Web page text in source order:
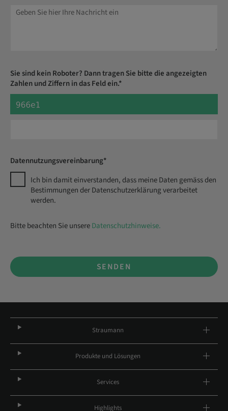
Sie sind kein Roboter? Dann tragen Sie bitte die angezeigten
Zahlen und Ziffern in das Feld ein.*
Datennutzungsvereinbarung*
Ich bin damit einverstanden, dass meine Daten gemäss den
Bestimmungen der Datenschutzerklärung verarbeitet
werden.
Bitte beachten Sie unsereDatenschutzhinweise.
SENDEN
Straumann
Produkte und Lösungen
Services
Highlights